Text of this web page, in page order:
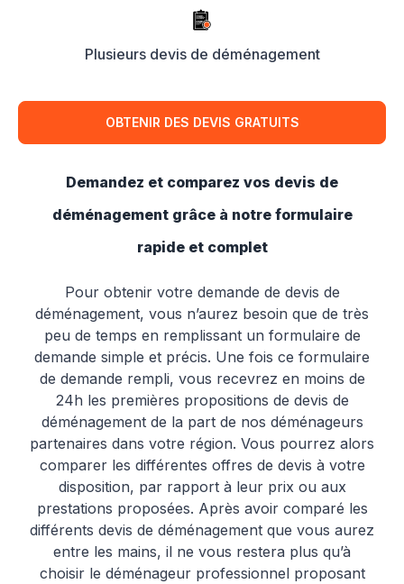
Plusieurs devis de déménagement
OBTENIR DES DEVIS GRATUITS
Demandez et comparez vos devis de
déménagement grâce à notre formulaire
rapide et complet
Pour obtenir votre demande de devis de
déménagement, vous n’aurez besoin que de très
peu de temps en remplissant un formulaire de
demande simple et précis. Une fois ce formulaire
de demande rempli, vous recevrez en moins de
24h les premières propositions de devis de
déménagement de la part de nos déménageurs
partenaires dans votre région. Vous pourrez alors
comparer les différentes offres de devis à votre
disposition, par rapport à leur prix ou aux
prestations proposées. Après avoir comparé les
différents devis de déménagement que vous aurez
entre les mains, il ne vous restera plus qu’à
choisir le déménageur professionnel proposant